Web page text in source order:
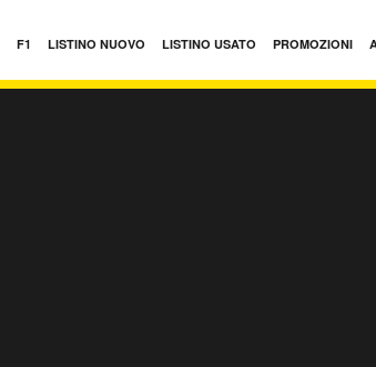
F1 LISTINO NUOVO LISTINO USATO PROMOZIONI